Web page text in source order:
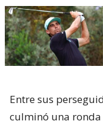
Entre sus
culminó una ronda